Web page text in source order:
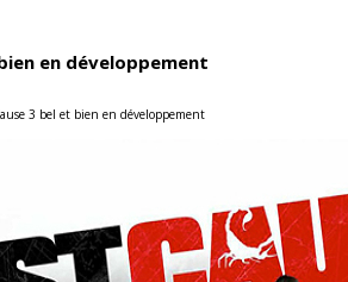
en développement
3 bel et bien en développement